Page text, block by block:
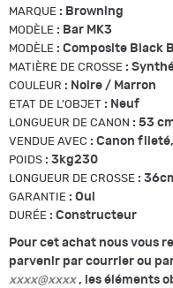
MARQUE : Browning
MODÈLE : Bar MK3
MODÈLE : Composite Black
MATIÈRE DE CROSSE :
COULEUR : Noire / Marron
ETAT DE L'OBJET : Neuf
LONGUEUR DE CANON : 53
VENDUE AVEC : Canon
POIDS : 3kg230
LONGUEUR DE CROSSE :
GARANTIE : Oui
DURÉE : Constructeur
Pour cet achat nous vous
parvenir par courrier ou
xxxx@xxxx, les éléments